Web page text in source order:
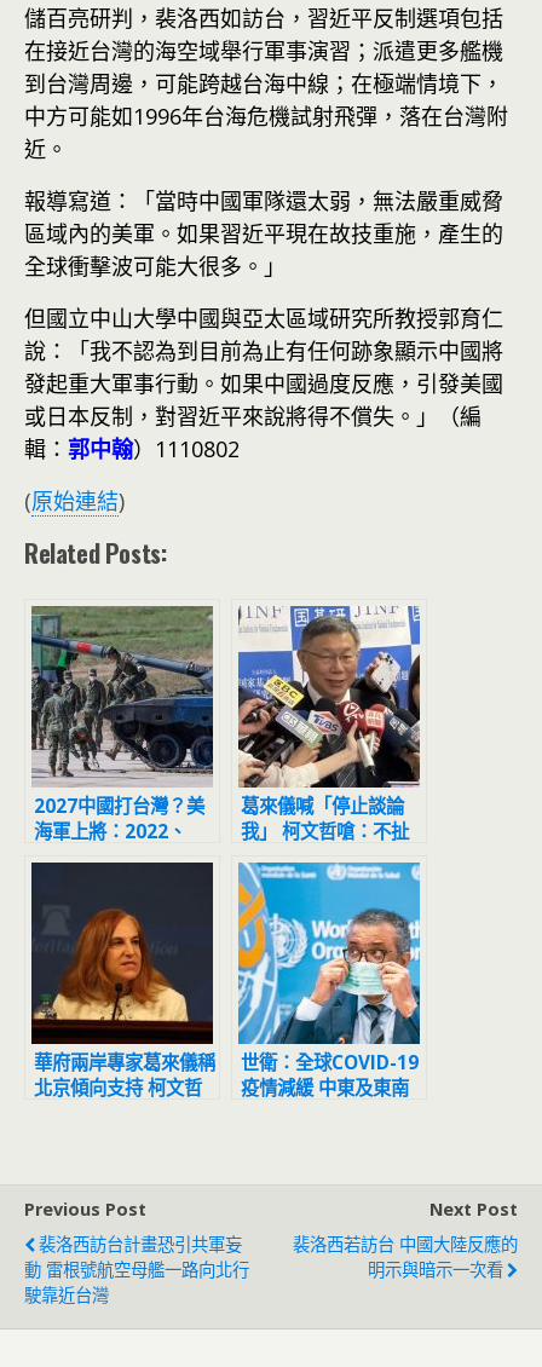
儲百亮研判，裴洛西如訪台，習近平反制選項包括
在接近台灣的海空域舉行軍事演習；派遣更多艦機
到台灣周邊，可能跨越台海中線；在極端情境下，
中方可能如1996年台海危機試射飛彈，落在台灣附
近。
報導寫道：「當時中國軍隊還太弱，無法嚴重威脅
區域內的美軍。如果習近平現在故技重施，產生的
全球衝擊波可能大很多。」
但國立中山大學中國與亞太區域研究所教授郭育仁
說：「我不認為到目前為止有任何跡象顯示中國將
發起重大軍事行動。如果中國過度反應，引發美國
或日本反制，對習近平來說將得不償失。」（編
輯： 郭中翰）1110802
(原始連結)
Related Posts:
2027中國打台灣？美
海軍上將：2022、
2023就有可能
葛來儀喊「停止談論
我」 柯文哲嗆：不扯
我名字誰理你？
華府兩岸專家葛來儀稱
北京傾向支持 柯文哲
世衛：全球COVID-19
疫情減緩 中東及東南
Previous Post
裴洛西訪台計畫恐引共軍妄
動 雷根號航空母艦一路向北行
駛靠近台灣
Next Post
裴洛西若訪台 中國大陸反應的
明示與暗示一次看